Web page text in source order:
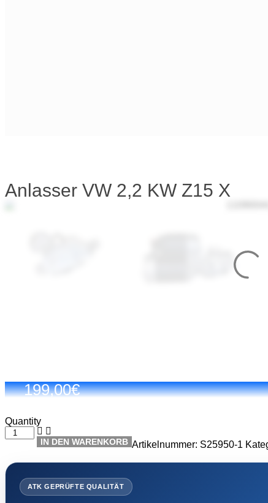
Anlasser VW 2,2 KW Z15 X
199,00€
Quantity
Anlasser
VW
kW
z15
Menge
IN DEN WARENKORB Artikelnummer: S25950-1
ATK GEPRÜFTE QUALITÄT